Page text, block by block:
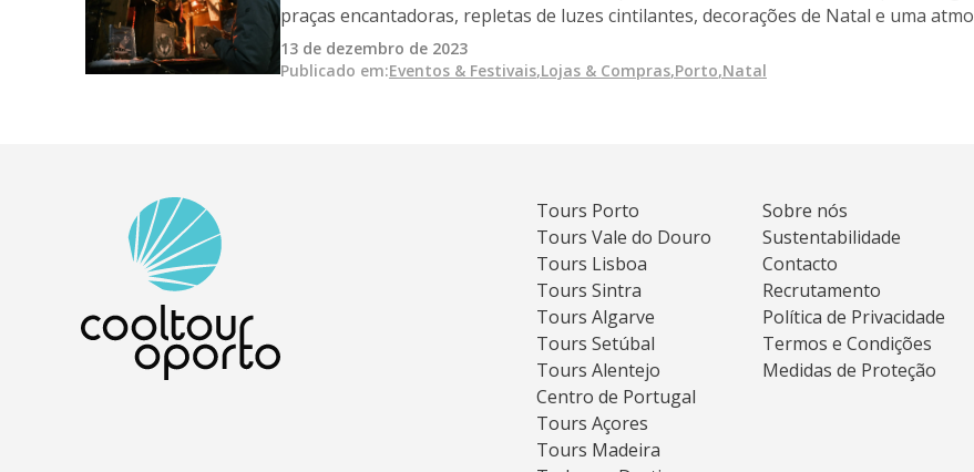
praças encantadoras, repletas de luzes cintilantes, decorações de Natal e uma
13 de dezembro de 2023
Publicado em:Eventos & Festivais,Lojas & Compras,Porto,Natal
Tours Porto
Tours Vale do Douro
Tours Lisboa
Tours Sintra
Tours Algarve
Tours Setúbal
Tours Alentejo
Centro de Portugal
Tours Açores
Tours Madeira
Sobre nós
Sustentabilidade
Contacto
Recrutamento
Política de Privacidade
Termos e Condições
Medidas de Proteção